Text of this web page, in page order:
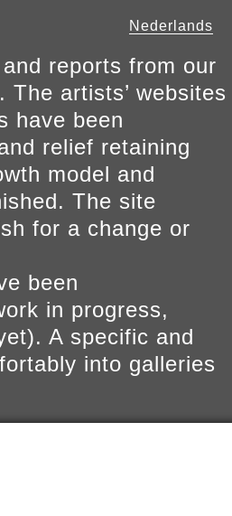
Nederlands
reports from our
artists’ websites
have been
relief retaining
model and
The site
for a change or
been
in progress,
A specific and
into galleries